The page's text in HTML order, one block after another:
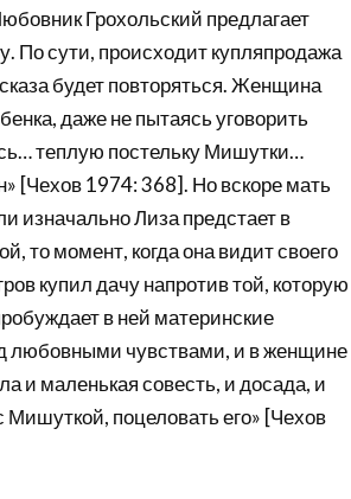
Грохольский предлагает
По сути, происходит купляпродажа
будет повторяться. Женщина
даже не пытаясь уговорить
теплую постельку Мишутки…
[Чехов 1974: 368]. Но вскоре мать
изначально Лиза предстает в
то момент, когда она видит своего
купил дачу напротив той, которую
в ней материнские
любовными чувствами, и в женщине
и маленькая совесть, и досада, и
Мишуткой, поцеловать его» [Чехов